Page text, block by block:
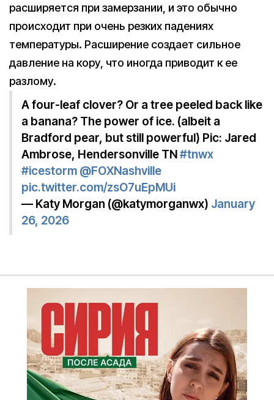
расширяется при замерзании, и это обычно
происходит при очень резких падениях
температуры. Расширение создает сильное
давление на кору, что иногда приводит к ее
разлому.
A four-leaf clover? Or a tree peeled back like
a banana? The power of ice. (albeit a
Bradford pear, but still powerful) Pic: Jared
Ambrose, Hendersonville TN#tnwx
#icestorm @FOXNashville
pic.twitter.com/zsO7uEpMUi
— Katy Morgan (@katymorganwx) January
26, 2026